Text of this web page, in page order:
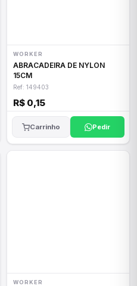
WORKER
ABRACADEIRA DE NYLON
15CM
Ref: 149403
R$ 0,15
Carrinho Pedir
WORKER